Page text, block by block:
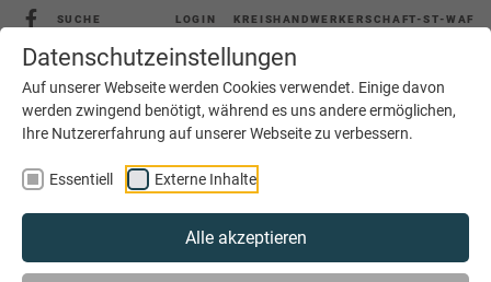
Datenschutzeinstellungen
Auf unserer Webseite werden Cookies verwendet. Einige davon
werden zwingend benötigt, während es uns andere ermöglichen,
Ihre Nutzererfahrung auf unserer Webseite zu verbessern.
Essentiell Externe Inhalte
Alle akzeptieren
SUCHE LOGIN KREISHANDWERKERSCHAFT-ST-WAF
MENÜ